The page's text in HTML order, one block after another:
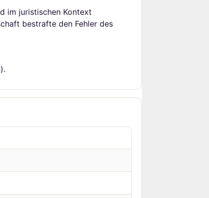
im juristischen Kontext
bestrafte den Fehler des